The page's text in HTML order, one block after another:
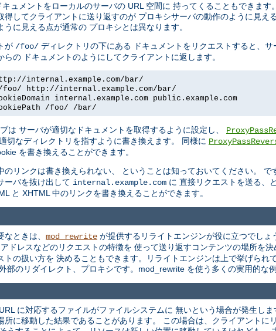
ュメントをローカルのサーバの URL 空間に 持ってくることもできます
得してクライアントに送り返すのが プロキシサーバの動作のように見
に見える点が通常の プロキシとは異なります。
が /foo/ ディレクトリの下にある ドキュメントをリクエストすると、サ
の ドキュメントのようにしてクライアントに返します。
internal.example.com/bar/
/foo/ http://internal.example.com/bar/
internal.example.com public.example.com
/foo/ /bar/
は サーバが適切なドキュメントを取得するように設定し、
切なディレクトリを指すように書き換えます。 同様に
を書き換えることができます。
のリンクは書き換えられない、 ということは知っておいてください。 で
ーバを抜け出して internal.example.com に 直接リクエストを送る、
と XHTML 中のリンクを書き換えることができます。
ときは、 mod_rewrite が提供するリライトエンジンが役に立つでし
ドレスなどのリクエストの特徴を 使って送り返すコンテンツの場所を決
トの扱い方を 決めることもできます。リライトエンジンは上で挙げら
部のリダイレクト、プロキシです。mod_rewrite を使う多くの実用的な
に対応するファイルがファイルシステムに 無いという場合が発生し
所に移動した結果であることがあります。 この場合は、クライアントに